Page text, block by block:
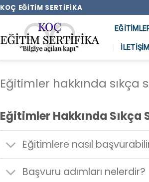
KOÇ EĞITIM SERTIFIKA
İLETIŞIM
Eğitimler hakkında sıkça
Eğitimler Hakkında Sıkça
Eğitimlere nasıl
Başvuru adımları nelerdir?